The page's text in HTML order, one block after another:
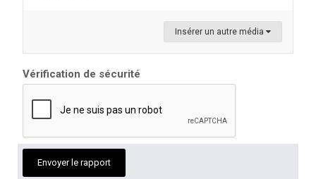
Insérer un autre média
Vérification de sécurité
Envoyer le rapport